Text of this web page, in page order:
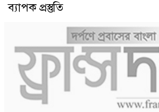
ব্যাপক প্রস্তুতি